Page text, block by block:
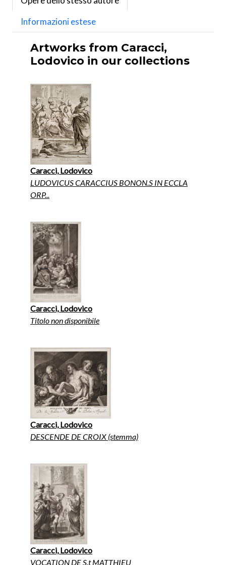
Informazioni estese
Artworks from Caracci,
Lodovico in our collections
Caracci, Lodovico
LUDOVICUS CARACCIUS BONON.S IN ECCLA
ORP...
Caracci, Lodovico
Titolo non disponibile
Caracci, Lodovico
DESCENDE DE CROIX (stemma)
Caracci, Lodovico
VOCATION DE S.t MATTHIEU